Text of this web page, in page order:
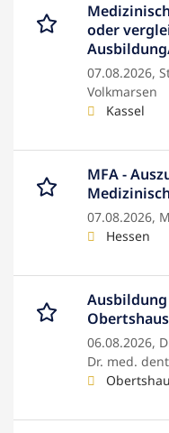
oder
07.08.2026,
Volkmarsen
Kassel
MFA -
07.08.2026,
Hessen
Ausbildung
06.08.2026,
Dr. med.